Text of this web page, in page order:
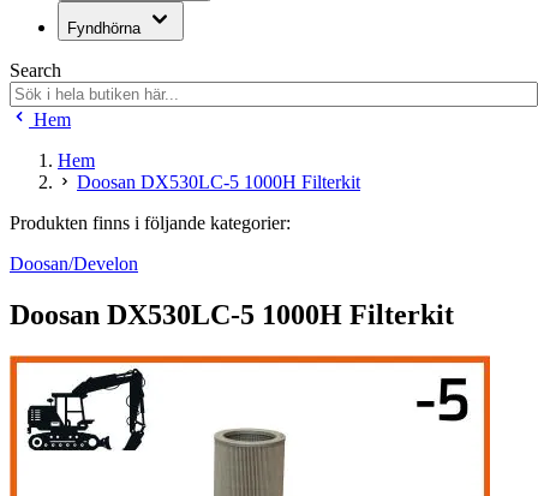
Fyndhörna
Search
Hem
Hem
Doosan DX530LC-5 1000H Filterkit
Produkten finns i följande kategorier:
Doosan/Develon
Doosan DX530LC-5 1000H Filterkit